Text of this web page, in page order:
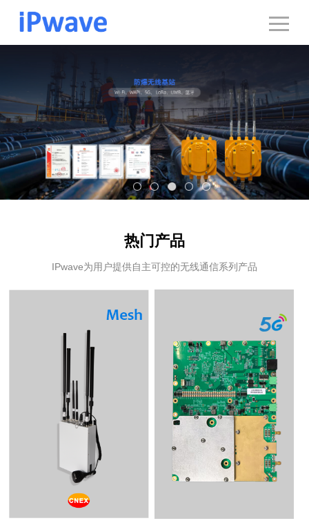
热门产品
IPwave为用户提供自主可控的无线通信系列产品